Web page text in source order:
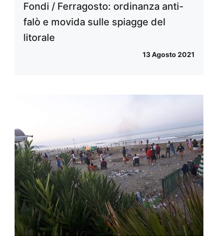
Fondi / Ferragosto: ordinanza anti-
falò e movida sulle spiagge del
litorale
13 Agosto 2021